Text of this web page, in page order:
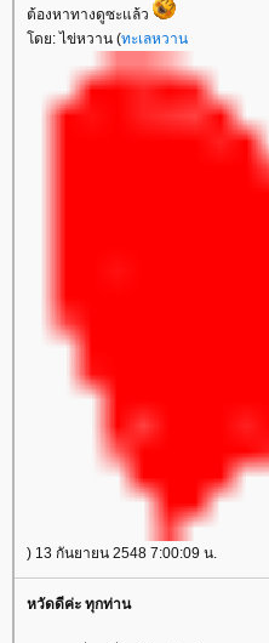
ต้องหาทางดูซะแล้ว
ดย: ไข่หวาน (ทะเลหวาน
) 13 กันยายน 2548 7:00:09 น.
หวัดดีค่ะ ทุกท่าน